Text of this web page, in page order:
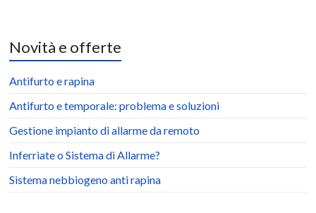
Novità e offerte
Antifurto e rapina
Antifurto e temporale: problema e soluzioni
Gestione impianto di allarme da remoto
Inferriate o Sistema di Allarme?
Sistema nebbiogeno anti rapina